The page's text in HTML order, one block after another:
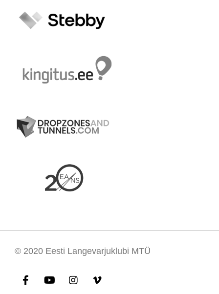
© 2020 Eesti Langevarjuklubi MTÜ